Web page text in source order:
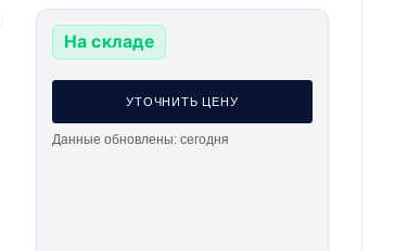
На складе
УТОЧНИТЬ ЦЕНУ
Данные обновлены: сегодня